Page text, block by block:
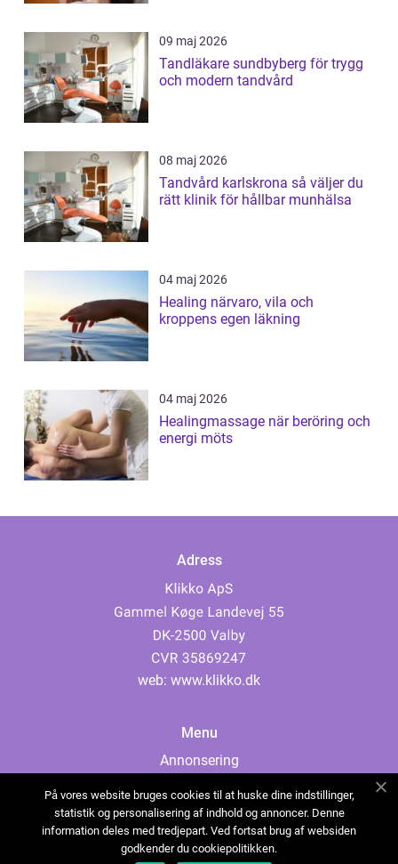
09 maj 2026
Tandläkare sundbyberg för trygg
och modern tandvård
08 maj 2026
Tandvård karlskrona så väljer du
rätt klinik för hållbar munhälsa
04 maj 2026
Healing närvaro, vila och
kroppens egen läkning
04 maj 2026
Healingmassage när beröring och
energi möts
Adress
web: www.klikko.dk
Menu
Annonsering
Cookies
Kontakta oss
Sitemap
På vores website bruges cookies til at huske dine indstillinger,
statistik og personalisering af indhold og annoncer. Denne
information deles med tredjepart. Ved fortsat brug af websiden
godkender du cookiepolitikken.